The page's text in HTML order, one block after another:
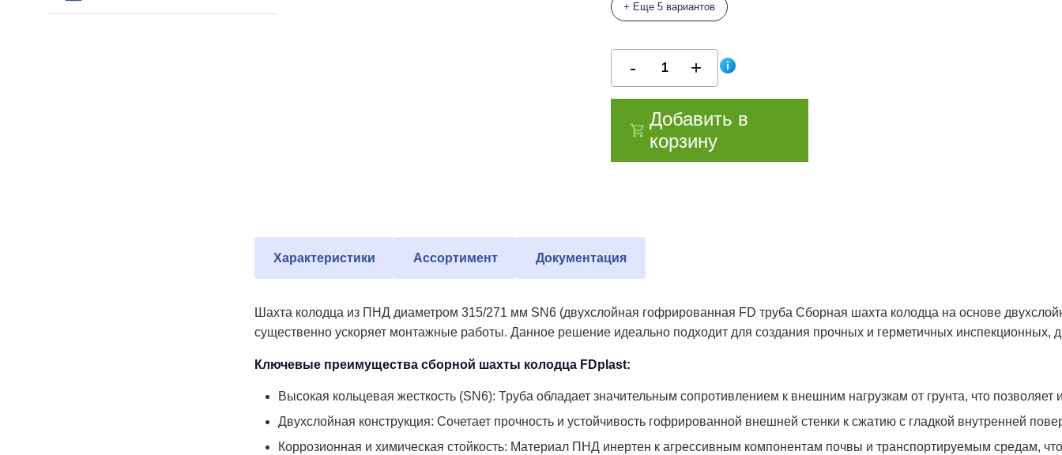
+ Еще 5 вариантов
Добавить в
корзину
Характеристики Ассортимент Документация
Шахта колодца из ПНД диаметром 315/271 мм SN6 (двухслойная гофрированная FD труба Сборная шахта колодца на основе
существенно ускоряет монтажные работы. Данное решение идеально подходит для создания прочных и герметичных
Ключевые преимущества сборной шахты колодца FDplast:
Высокая кольцевая жесткость (SN6): Труба обладает значительным сопротивлением к внешним нагрузкам от грунта, что
Двухслойная конструкция: Сочетает прочность и устойчивость гофрированной внешней стенки к сжатию с гладкой внутренней
Коррозионная и химическая стойкость: Материал ПНД инертен к агрессивным компонентам почвы и транспортируемым средам,